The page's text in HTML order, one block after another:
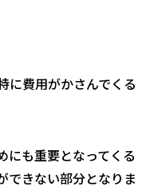
に費用がかさんでくる
にも重要となってくる
できない部分となりま